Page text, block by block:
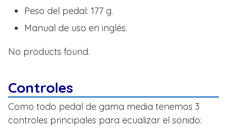
Peso del pedal: 177 g.
Manual de uso en inglés.
No products found.
Controles
Como todo pedal de gama media tenemos 3
controles principales para ecualizar el sonido: